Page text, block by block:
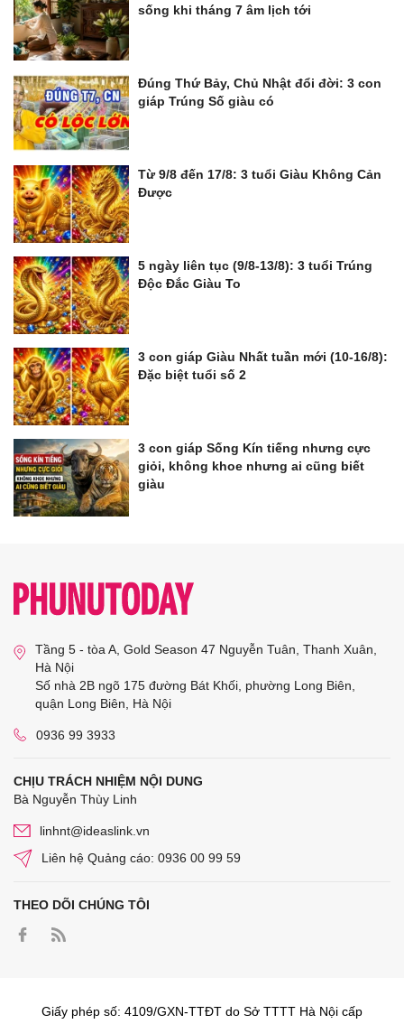
sống khi tháng 7 âm lịch tới
Đúng Thứ Bảy, Chủ Nhật đổi đời: 3 con
giáp Trúng Số giàu có
Từ 9/8 đến 17/8: 3 tuổi Giàu Không Cản
Được
5 ngày liên tục (9/8-13/8): 3 tuổi Trúng
Độc Đắc Giàu To
3 con giáp Giàu Nhất tuần mới (10-16/8):
Đặc biệt tuổi số 2
3 con giáp Sống Kín tiếng nhưng cực
giỏi, không khoe nhưng ai cũng biết
giàu
Tầng 5 - tòa A, Gold Season 47 Nguyễn Tuân, Thanh Xuân,
Hà Nội
Số nhà 2B ngõ 175 đường Bát Khối, phường Long Biên,
quận Long Biên, Hà Nội
0936 99 3933
CHỊU TRÁCH NHIỆM NỘI DUNG
Bà Nguyễn Thùy Linh
linhnt@ideaslink.vn
Liên hệ Quảng cáo: 0936 00 99 59
THEO DÕI CHÚNG TÔI
Giấy phép số: 4109/GXN-TTĐT do Sở TTTT Hà Nội cấp